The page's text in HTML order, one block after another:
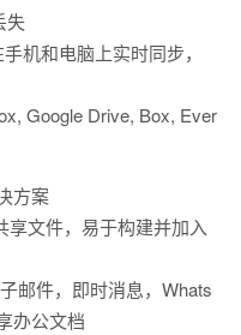
失
机和电脑上实时同步，
Google Drive, Box, Ever
方案
享文件，易于构建并加入
邮件，即时消息，Whats
办公文档